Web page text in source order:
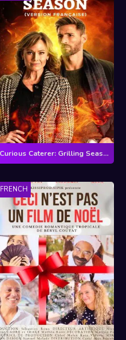
Curious Caterer: Grilling Season
FRENCH